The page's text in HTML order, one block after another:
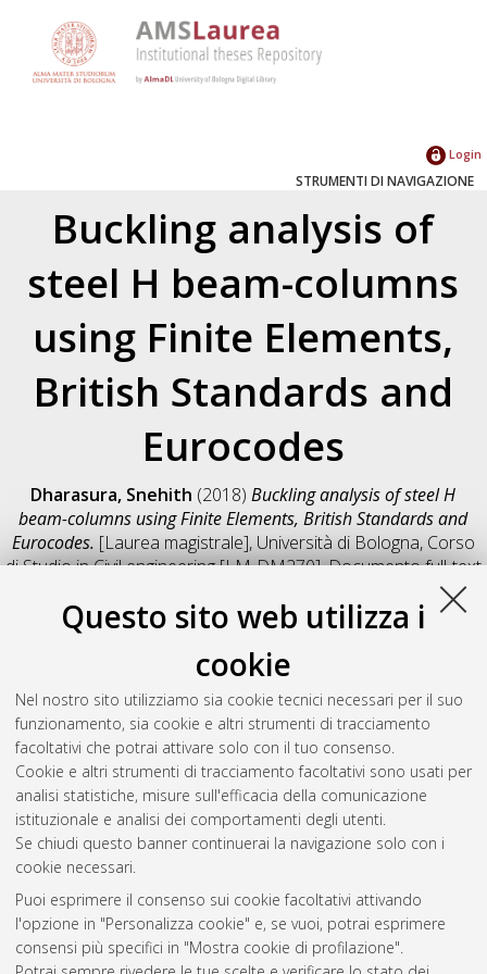
Questo sito web utilizza i
cookie
Nel nostro sito utilizziamo sia cookie tecnici necessari per il suo
funzionamento, sia cookie e altri strumenti di tracciamento
facoltativi che potrai attivare solo con il tuo consenso.
Cookie e altri strumenti di tracciamento facoltativi sono usati per
analisi statistiche, misure sull'efficacia della comunicazione
istituzionale e analisi dei comportamenti degli utenti.
Se chiudi questo banner continuerai la navigazione solo con i
cookie necessari.
Puoi esprimere il consenso sui cookie facoltativi attivando
l'opzione in "Personalizza cookie" e, se vuoi, potrai esprimere
consensi più specifici in "Mostra cookie di profilazione".
Login
STRUMENTI DI NAVIGAZIONE
Buckling analysis of
steel H beam-columns
using Finite Elements,
British Standards and
Eurocodes
Dharasura, Snehith (2018)Buckling analysis of steel H
beam-columns using Finite Elements, British Standards and
Eurocodes. [Laurea magistrale], Università di Bologna, Corso
di Studio inCivil engineering [LM-DM270], Documento full-text
Salva citazione
Condividi
Il full-text non è disponibile per scelta dell'autore. (
Abstract
Altri metadati
Gestione del documento:
Atom
Rss 1.0